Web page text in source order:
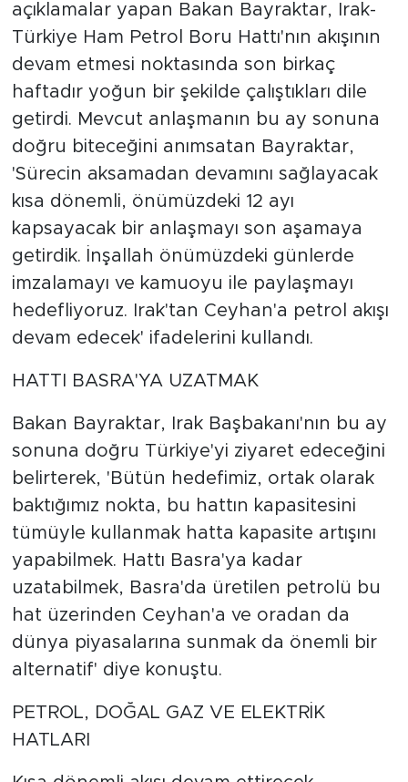
açıklamalar yapan Bakan Bayraktar, Irak-
Türkiye Ham Petrol Boru Hattı'nın akışının
devam etmesi noktasında son birkaç
haftadır yoğun bir şekilde çalıştıkları dile
getirdi. Mevcut anlaşmanın bu ay sonuna
doğru biteceğini anımsatan Bayraktar,
'Sürecin aksamadan devamını sağlayacak
kısa dönemli, önümüzdeki 12 ayı
kapsayacak bir anlaşmayı son aşamaya
getirdik. İnşallah önümüzdeki günlerde
imzalamayı ve kamuoyu ile paylaşmayı
hedefliyoruz. Irak'tan Ceyhan'a petrol akışı
devam edecek' ifadelerini kullandı.
HATTI BASRA'YA UZATMAK
Bakan Bayraktar, Irak Başbakanı'nın bu ay
sonuna doğru Türkiye'yi ziyaret edeceğini
belirterek, 'Bütün hedefimiz, ortak olarak
baktığımız nokta, bu hattın kapasitesini
tümüyle kullanmak hatta kapasite artışını
yapabilmek. Hattı Basra'ya kadar
uzatabilmek, Basra'da üretilen petrolü bu
hat üzerinden Ceyhan'a ve oradan da
dünya piyasalarına sunmak da önemli bir
alternatif' diye konuştu.
PETROL, DOĞAL GAZ VE ELEKTRİK
HATLARI